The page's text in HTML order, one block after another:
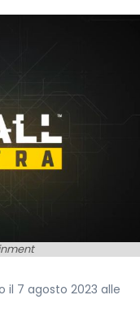
il 7 agosto 2023 alle